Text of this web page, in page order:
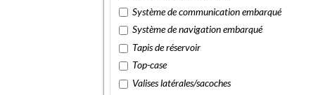
Système de communication embarqué
Système de navigation embarqué
Tapis de réservoir
Top-case
Valises latérales/sacoches